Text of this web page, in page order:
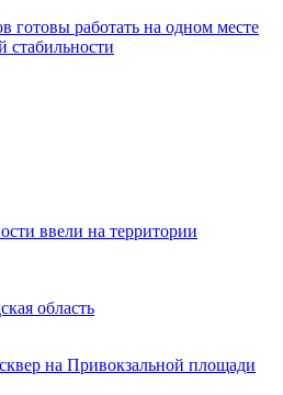
готовы работать на одном месте
стабильности
ввели на территории
область
на Привокзальной площади